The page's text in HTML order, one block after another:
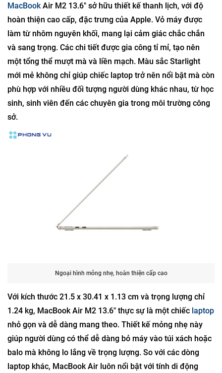
MacBookAir M2 13.6" sở hữu thiết kế thanh lịch, với độ
hoàn thiện cao cấp, đặc trưng của Apple. Vỏ máy được
làm từ nhôm nguyên khối, mang lại cảm giác chắc chắn
và sang trọng. Các chi tiết được gia công tỉ mỉ, tạo nên
một tổng thể mượt mà và liền mạch. Màu sắc Starlight
mới mẻ không chỉ giúp chiếc laptop trở nên nổi bật mà còn
phù hợp với nhiều đối tượng người dùng khác nhau, từ học
sinh, sinh viên đến các chuyên gia trong môi trường công
sở.
Ngoại hình mỏng nhẹ, hoàn thiện cấp cao
Với kích thước 21.5 x 30.41 x 1.13 cm và trọng lượng chỉ
1.24 kg, MacBook Air M2 13.6" thực sự là một chiếc laptop
nhỏ gọn và dễ dàng mang theo. Thiết kế mỏng nhẹ này
giúp người dùng có thể dễ dàng bỏ máy vào túi xách hoặc
balo mà không lo lắng về trọng lượng. So với các dòng
laptop khác, MacBook Air luôn nổi bật với tính di động